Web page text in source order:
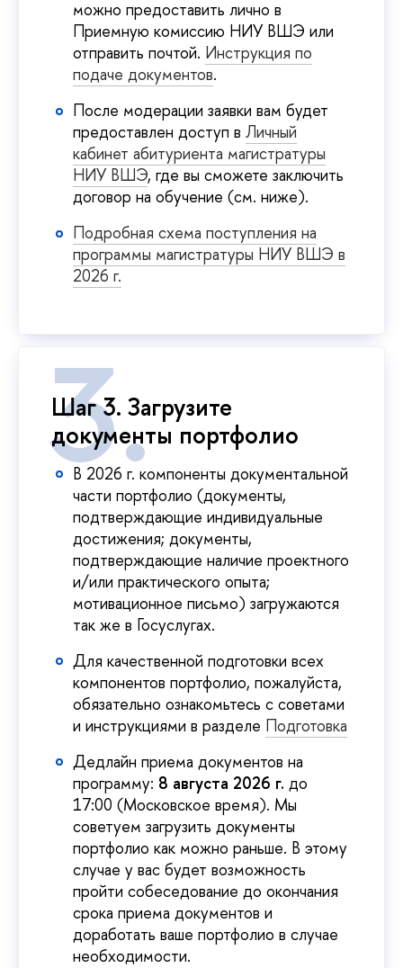
можно предоставить лично в
Приемную комиссию НИУ ВШЭ или
отправить почтой. Инструкция по
подаче документов.
После модерации заявки вам будет
предоставлен доступ в Личный
кабинет абитуриента магистратуры
НИУ ВШЭ, где вы сможете заключить
договор на обучение (см. ниже).
Подробная схема поступления на
программы магистратуры НИУ ВШЭ в
2026 г.
Шаг 3. Загрузите
документы портфолио
В 2026 г. компоненты документальной
части портфолио (документы,
подтверждающие индивидуальные
достижения; документы,
подтверждающие наличие проектного
и/или практического опыта;
мотивационное письмо) загружаются
так же в Госуслугах.
Для качественной подготовки всех
компонентов портфолио, пожалуйста,
обязательно ознакомьтесь с советами
и инструкциями в разделе Подготовка
Дедлайн приема документов на
программу: 8 августа 2026 г. до
17:00 (Московское время). Мы
советуем загрузить документы
портфолио как можно раньше. В этому
случае у вас будет возможность
пройти собеседование до окончания
срока приема документов и
доработать ваше портфолио в случае
необходимости.